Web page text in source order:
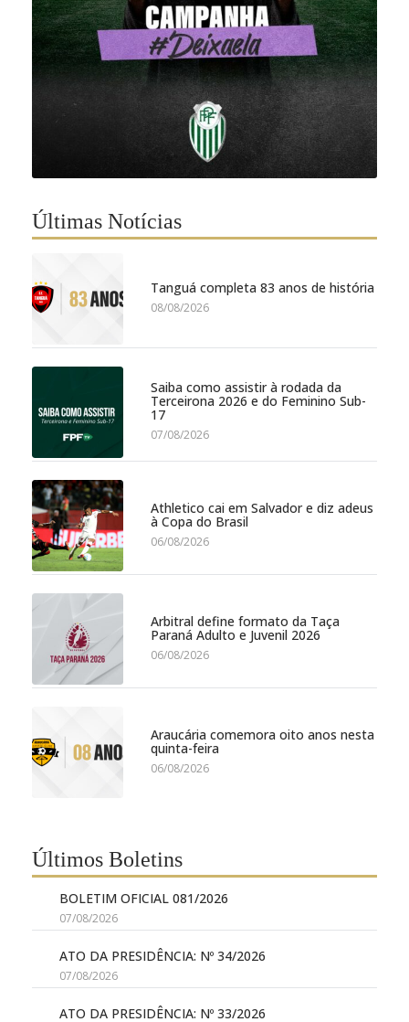
Últimas Notícias
Tanguá completa 83 anos de história
08/08/2026
Saiba como assistir à rodada da
Terceirona 2026 e do Feminino Sub-
17
07/08/2026
Athletico cai em Salvador e diz adeus
à Copa do Brasil
06/08/2026
Arbitral define formato da Taça
Paraná Adulto e Juvenil 2026
06/08/2026
Araucária comemora oito anos nesta
quinta-feira
06/08/2026
Últimos Boletins
BOLETIM OFICIAL 081/2026
07/08/2026
ATO DA PRESIDÊNCIA: Nº 34/2026
07/08/2026
ATO DA PRESIDÊNCIA: Nº 33/2026